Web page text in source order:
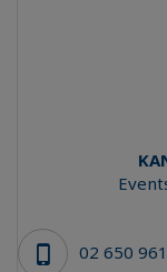
02 650